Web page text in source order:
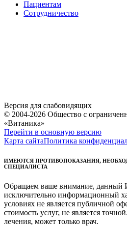
Пациентам
Сотрудничество
Версия для слабовидящих
© 2004-2026 Общество с
«Витаника»
Перейти в основную версию
Карта сайтаПолитика
ИМЕЮТСЯ ПРОТИВОПОКАЗАНИЯ,
СПЕЦИАЛИСТА
Обращаем ваше внимание, данный
исключительно информационный
условиях не является публичной
стоимость услуг, не является
лечения, может только врач.